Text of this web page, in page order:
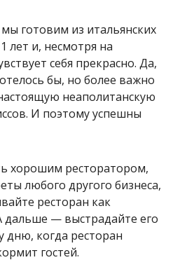
готовим из итальянских
лет и, несмотря на
себя прекрасно. Да,
бы, но более важно
неаполитанскую
И поэтому успешны
хорошим ресторатором,
любого другого бизнеса,
ресторан как
дальше — выстрадайте его
дню, когда ресторан
гостей.